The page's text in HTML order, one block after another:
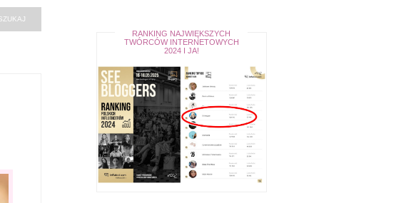
RANKING NAJWIĘKSZYCH
TWÓRCÓW INTERNETOWYCH
2024 I JA!